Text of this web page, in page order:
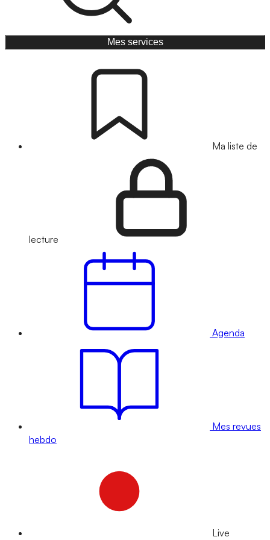
Mes services
Ma liste de
lecture
Agenda
Mes revues
hebdo
Live